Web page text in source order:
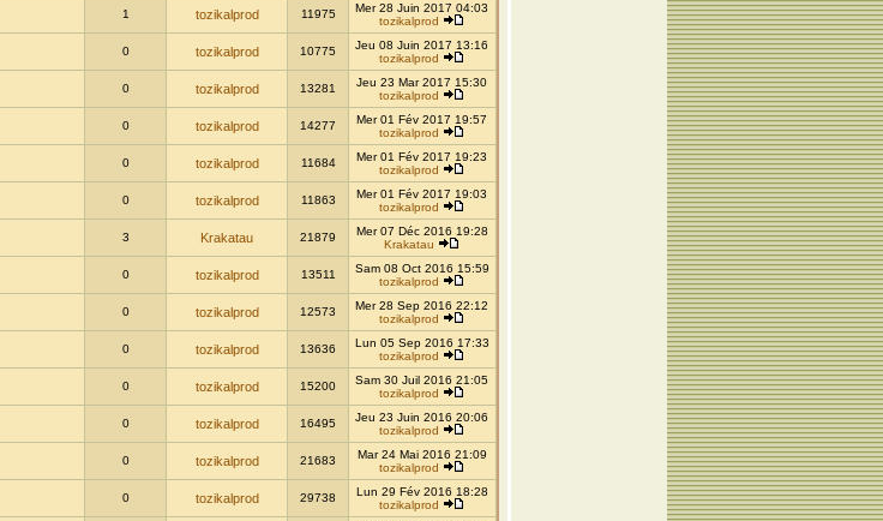
1 tozikalprod 11975
Mer 28 Juin 2017 04:03
tozikalprod
0 tozikalprod 10775
Jeu 08 Juin 2017 13:16
tozikalprod
0 tozikalprod 13281
Jeu 23 Mar 2017 15:30
tozikalprod
0 tozikalprod 14277
Mer 01 Fév 2017 19:57
tozikalprod
0 tozikalprod 11684
Mer 01 Fév 2017 19:23
tozikalprod
0 tozikalprod 11863
Mer 01 Fév 2017 19:03
tozikalprod
3 Krakatau 21879
Mer 07 Déc 2016 19:28
Krakatau
0 tozikalprod 13511
Sam 08 Oct 2016 15:59
tozikalprod
0 tozikalprod 12573
Mer 28 Sep 2016 22:12
tozikalprod
0 tozikalprod 13636
Lun 05 Sep 2016 17:33
tozikalprod
0 tozikalprod 15200
Sam 30 Juil 2016 21:05
tozikalprod
0 tozikalprod 16495
Jeu 23 Juin 2016 20:06
tozikalprod
0 tozikalprod 21683
Mar 24 Mai 2016 21:09
tozikalprod
0 tozikalprod 29738
Lun 29 Fév 2016 18:28
tozikalprod